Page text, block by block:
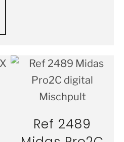
Ref 2489